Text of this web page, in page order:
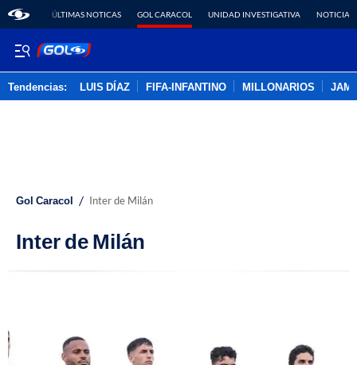
ÚLTIMAS NOTICAS GOL CARACOL UNIDAD INVESTIGATIVA NOTICIAS
Tendencias: LUIS DÍAZ FIFA-INFANTINO MILLONARIOS
Gol Caracol / Inter de Milán
Inter de Milán